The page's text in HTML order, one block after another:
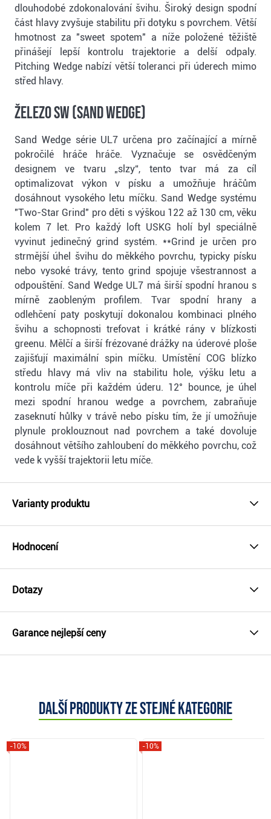
dlouhodobé zdokonalování švihu. Široký design spodní
část hlavy zvyšuje stabilitu při dotyku s povrchem. Větší
hmotnost za "sweet spotem" a níže položené těžiště
přinášejí lepší kontrolu trajektorie a delší odpaly.
Pitching Wedge nabízí větší toleranci při úderech mimo
střed hlavy.
Železo SW (Sand Wedge)
Sand Wedge série UL7 určena pro začínající a mírně
pokročilé hráče hráče. Vyznačuje se osvědčeným
designem ve tvaru „slzy“, tento tvar má za cíl
optimalizovat výkon v písku a umožňuje hráčům
dosáhnout vysokého letu míčku. Sand Wedge systému
"Two-Star Grind" pro děti s výškou 122 až 130 cm, věku
kolem 7 let. Pro každý loft USKG holí byl speciálně
vyvinut jedinečný grind systém. **Grind je určen pro
strmější úhel švihu do měkkého povrchu, typicky písku
nebo vysoké trávy, tento grind spojuje všestrannost a
odpouštění. Sand Wedge UL7 má širší spodní hranou s
mírně zaobleným profilem. Tvar spodní hrany a
odlehčení paty poskytují dokonalou kombinaci plného
švihu a schopnosti trefovat i krátké rány v blízkosti
greenu. Mělčí a širší frézované drážky na úderové ploše
zajišťují maximální spin míčku. Umístění COG blízko
středu hlavy má vliv na stabilitu hole, výšku letu a
kontrolu míče při každém úderu. 12° bounce, je úhel
mezi spodní hranou wedge a povrchem, zabraňuje
zaseknutí hůlky v trávě nebo písku tím, že jí umožňuje
plynule proklouznout nad povrchem a také dovoluje
dosáhnout většího zahloubení do měkkého povrchu, což
vede k vyšší trajektorii letu míče.
Varianty produktu
Hodnocení
Dotazy
Garance nejlepší ceny
Další produkty ze stejné kategorie
-10% -10%